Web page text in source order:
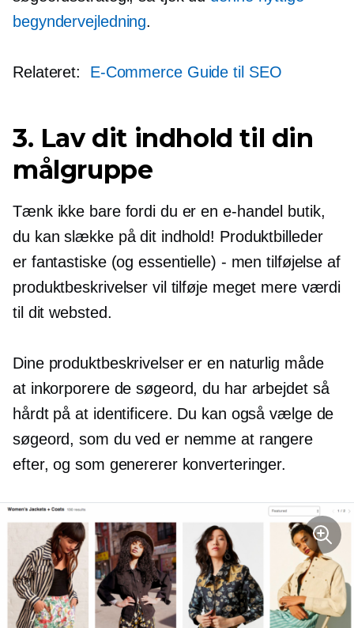
begyndervejledning.
Relateret: E-CommerceGuide til SEO
3. Lav dit indhold til din
målgruppe
Tænk ikke bare fordi du er en e-handel butik,
du kan slække på dit indhold! Produktbilleder
er fantastiske (og essentielle) - men tilføjelse af
produktbeskrivelser vil tilføje meget mere værdi
til dit websted.
Dine produktbeskrivelser er en naturlig måde
at inkorporere de søgeord, du har arbejdet så
hårdt på at identificere. Du kan også vælge de
søgeord, som du ved er nemme at rangere
efter, og som genererer konverteringer.